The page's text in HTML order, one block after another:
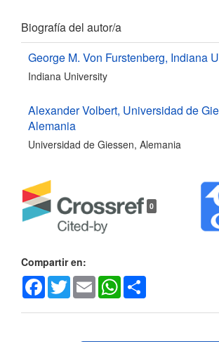
Detalles
del
artículo
Biografía del autor/a
George M. Von Furstenberg, Indiana
Indiana University
Alexander Volbert, Universidad de
Alemania
Universidad de Giessen, Alemania
0
Compartir en:
Facebook
TwitterEmail WhatsApp